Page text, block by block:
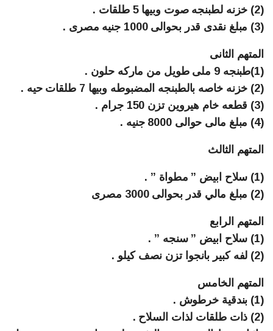
(2) خزنه لطبنجه صوت وبيها 5 طلقات .
(3) مبلغ نقدى قدر بحوالى 1000 جنيه مصرى .
المتهم الثانى
(1)طبنجه 9 ملى طويل من ماركه حلون .
(2) خزنه خاصه بالطبنجه المضبوطه وبيها 7 طلقات حيه .
(3) قطعه خام هيروين تزن 150 جرام .
(4) مبلغ مالى حوالى 8000 جنيه .
المتهم الثالث
(1) سلاح ابيض ” مطواة ” .
(2) مبلغ مالي قدر بحوالى 3000 مصرى
المتهم الرابع
(1) سلاح ابيض ” سنجه ” .
(2) لفه كبير بانجوا تزن نصف كيلو .
المتهم الخامس
(1) بندقية خرطوش .
(2) ذات طلقات لذات السلاح .